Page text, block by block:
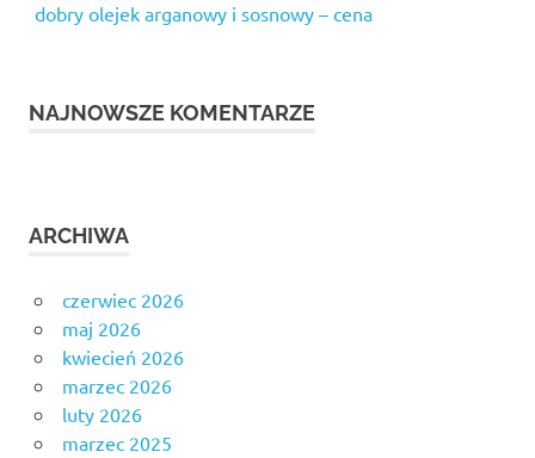
dobry olejek arganowy i sosnowy – cena
NAJNOWSZE KOMENTARZE
ARCHIWA
czerwiec 2026
maj 2026
kwiecień 2026
marzec 2026
luty 2026
marzec 2025